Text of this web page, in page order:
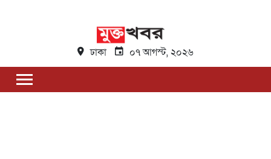
ঢাকা ০৭ আগস্ট, ২০২৬